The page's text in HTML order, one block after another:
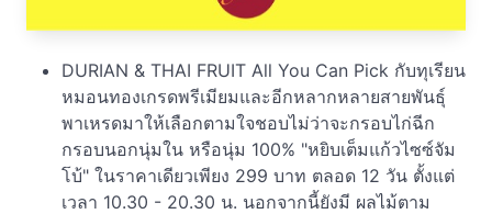
DURIAN & THAI FRUIT All You Can Pick กับทุเรียน
หมอนทองเกรดพรีเมียมและอีกหลากหลายสายพันธุ์
พาเหรดมาให้เลือกตามใจชอบไม่ว่าจะกรอบไก่ฉีก
กรอบนอกนุ่มใน หรือนุ่ม 100% "หยิบเต็มแก้วไซซ์จัม
โบ้" ในราคาเดียวเพียง 299 บาท ตลอด 12 วัน ตั้งแต่
เวลา 10.30 - 20.30 น. นอกจากนี้ยังมี ผลไม้ตาม